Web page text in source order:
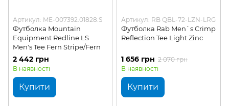
Артикул: ME-007392.01828.S
Футболка Mountain
Equipment Redline LS
Men's Tee Fern Stripe/Fern
2 442 грн
В наявності
Купити
Артикул: RB QBL-72-LZN-LRG
Футболка Rab Men`s Crimp
Reflection Tee Light Zinc
1 656 грн 2 070 грн
В наявності
Купити